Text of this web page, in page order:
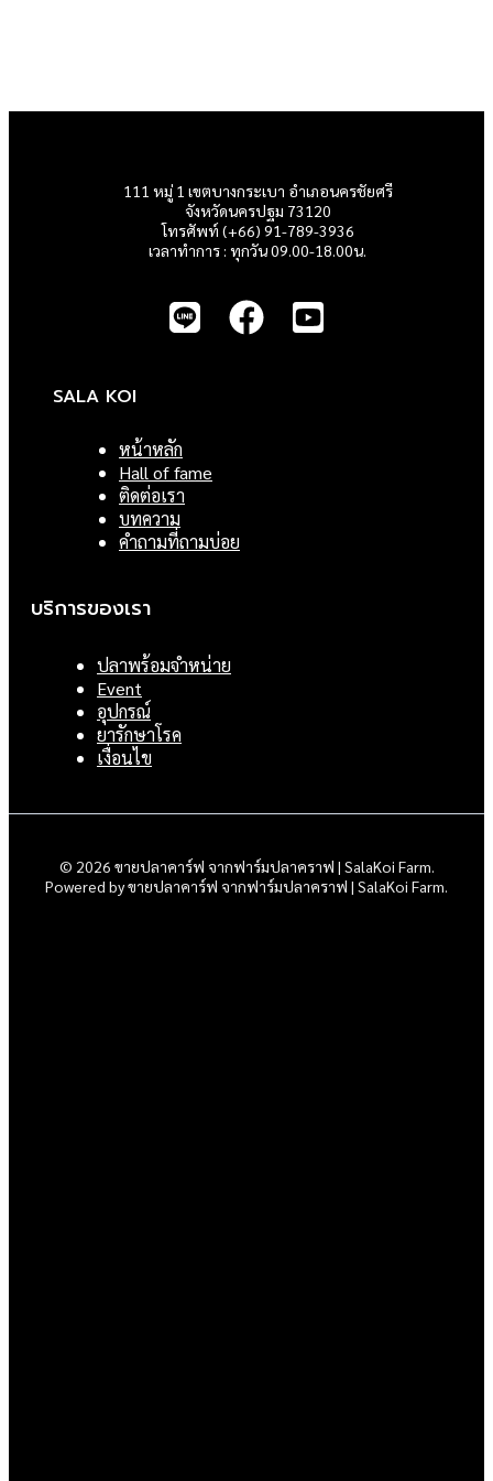
111 หมู่ 1 เขตบางกระเบา อำเภอนครชัยศรี
จังหวัดนครปฐม 73120
โทรศัพท์ (+66) 91-789-3936
เวลาทำการ : ทุกวัน 09.00-18.00น.
SALA KOI
หน้าหลัก
Hall of fame
ติดต่อเรา
บทความ
คำถามที่ถามบ่อย
บริการของเรา
ปลาพร้อมจำหน่าย
Event
อุปกรณ์
ยารักษาโรค
เงื่อนไข
© 2026 ขายปลาคาร์ฟ จากฟาร์มปลาคราฟ | SalaKoi Farm.
Powered by ขายปลาคาร์ฟ จากฟาร์มปลาคราฟ | SalaKoi Farm.